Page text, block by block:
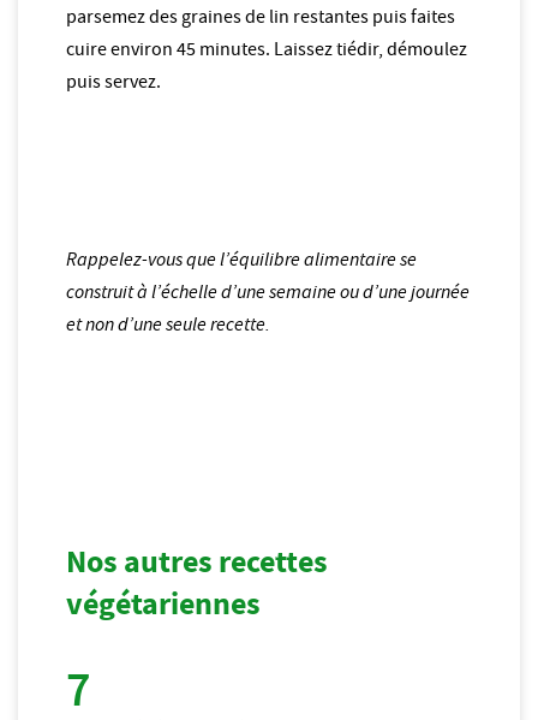
parsemez des graines de lin restantes puis faites
cuire environ 45 minutes. Laissez tiédir, démoulez
puis servez.
Rappelez-vous que l’équilibre alimentaire se
construit à l’échelle d’une semaine ou d’une journée
et non d’une seule recette.
Nos autres recettes
végétariennes